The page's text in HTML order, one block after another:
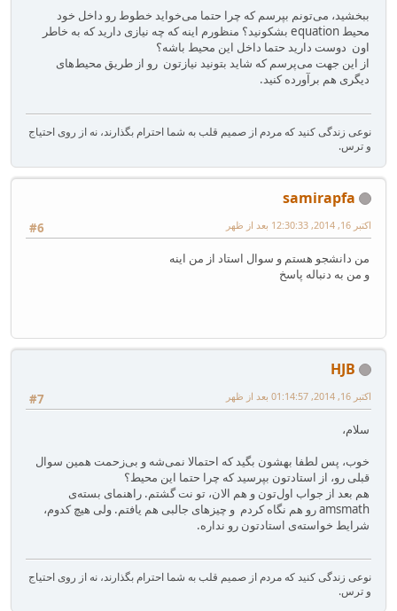
ببخشید، می‌تونم بپرسم که چرا حتما می‌خواید خطوط رو داخل خود
محیط equation بشکونید؟ منظورم اینه که چه نیازی دارید که به خاطر
اون دوست دارید حتما داخل این محیط باشه؟
از این جهت می‌پرسم که شاید بتونید نیاز‌تون رو از طریق محیط‌های
دیگری هم برآورده کنید.
نوعی زندگی کنید که مردم از صمیم قلب به شما احترام بگذارند، نه از روی احتیاج
و ترس.
samirapfa
#6 اکتبر 16, 2014, 12:30:33 بعد از ظهر
من دانشجو هستم و سوال استاد از من اینه
و من به دنباله پاسخ
HJB
#7 اکتبر 16, 2014, 01:14:57 بعد از ظهر
سلام،
خوب، پس لطفا بهشون بگید که احتمالا نمی‌شه و بی‌زحمت همین سوال
قبلی رو، از استادتون بپرسید که چرا حتما این محیط؟
هم بعد از جواب اول‌تون و هم الان، تو نت گشتم. راهنمای بسته‌ی
amsmath رو هم نگاه کردم و چیزهای جالبی هم یافتم. ولی هیچ‌ کدوم،
شرایط خواسته‌ی استادتون رو نداره.
نوعی زندگی کنید که مردم از صمیم قلب به شما احترام بگذارند، نه از روی احتیاج
و ترس.